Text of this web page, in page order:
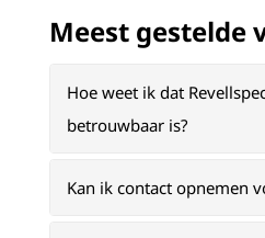
Meest gestelde
Hoe weet ik dat
betrouwbaar is?
Kan ik contact opnemen